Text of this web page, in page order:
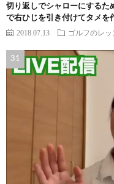
切り返しでシャローにするた
で右ひじを引き付けてタメを
2018.07.13 ゴルフのレッ